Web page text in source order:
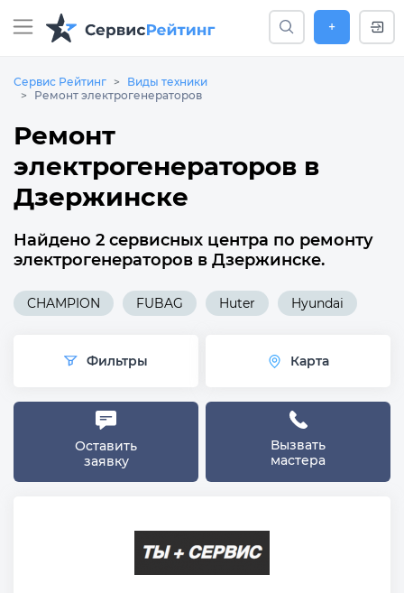
+
Сервис Рейтинг
Виды техники
Ремонт электрогенераторов
Ремонт
электрогенераторов в
Дзержинске
Найдено 2 сервисных центра по ремонту
электрогенераторов в Дзержинске.
CHAMPION FUBAG Huter Hyundai
Фильтры Карта
Оставить
заявку
Вызвать
мастера